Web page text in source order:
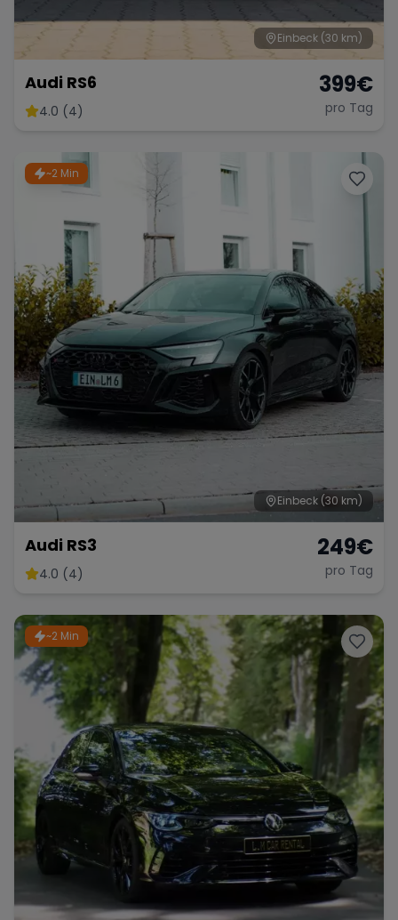
Einbeck (30 km)
Audi RS6
4.0 (4)
399€
pro Tag
~2 Min
Einbeck (30 km)
Audi RS3
4.0 (4)
249€
pro Tag
~2 Min